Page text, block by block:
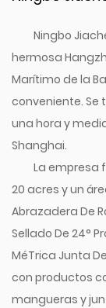
Ningbo
hermosa
Marítimo de la
conveniente. Se
una hora y
Shanghai.
La empresa
20 acres y un
Abrazadera De
Sellado De 24°
MéTrica Junta
con productos
mangueras y